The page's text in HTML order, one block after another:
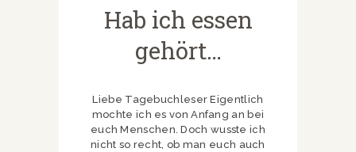
Hab ich essen
gehört…
Liebe Tagebuchleser Eigentlich
mochte ich es von Anfang an bei
euch Menschen. Doch wusste ich
nicht so recht, ob man euch auch